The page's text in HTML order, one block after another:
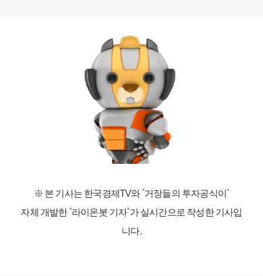
※ 본 기사는 한국경제TV와 `거장들의 투자공식이`
자체 개발한 `라이온봇 기자`가 실시간으로 작성한 기사입
니다.